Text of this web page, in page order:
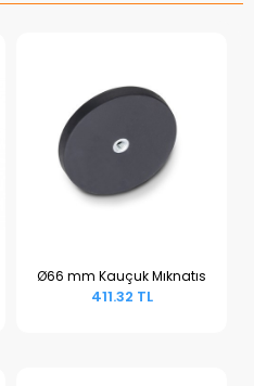
Sepete Ekle
Ø66 mm Kauçuk Mıknatıs
411.32 TL